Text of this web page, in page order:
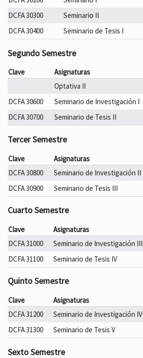
DCFA 30300
Seminario II
DCFA 30400
Seminario de Tesis I
Segundo Semestre
Clave Asignaturas
Optativa II
DCFA 30600
Seminario de Investigación I
DCFA 30700
Seminario de Tesis II
Tercer Semestre
Clave Asignaturas
DCFA 30800
Seminario de Investigación II
DCFA 30900
Seminario de Tesis III
Cuarto Semestre
Clave Asignaturas
DCFA 31000
Seminario de Investigación III
DCFA 31100
Seminario de Tesis IV
Quinto Semestre
Clave Asignaturas
DCFA 31200
Seminario de Investigación IV
DCFA 31300
Seminario de Tesis V
Sexto Semestre